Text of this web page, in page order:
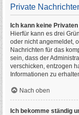
Private
Ich kann keine
Hierfür kann es drei
oder nicht angemeldet,
Nachrichten für das
sein, dass der
verschicken, entzogen
Informationen zu
Nach oben
Ich bekomme ständig